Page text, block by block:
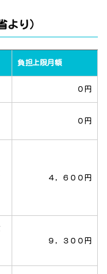
より）
負担上限月額
０円
０円
４，６００円
９，３００円